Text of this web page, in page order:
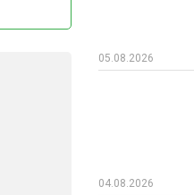
ИТОГИ МЕРОПРИЯТИЙ
05.08.2026
04.08.2026